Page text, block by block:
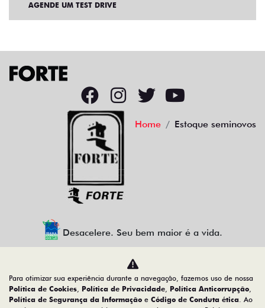
AGENDE UM TEST DRIVE
Home Estoque seminovos
Desacelere. Seu bem maior é a vida.
CMJ - COMERCIO DE VEICULOS LTDA.
05.026.792/0004-30
Para otimizar sua experiência durante a navegação, fazemos uso de nossa
Política de Cookies, Política de Privacidade, Política Anticorrupção,
Política de Segurança da Informação e Código de Conduta ética. Ao